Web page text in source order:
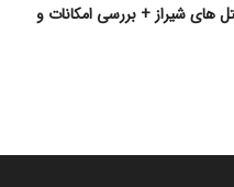
هتل های شیراز + بررسی امکانات و